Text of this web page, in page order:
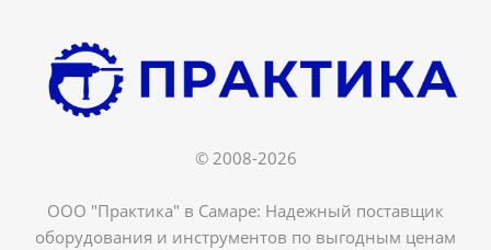
© 2008-2026
ООО "Практика" в Самаре: Надежный поставщик
оборудования и инструментов по выгодным ценам